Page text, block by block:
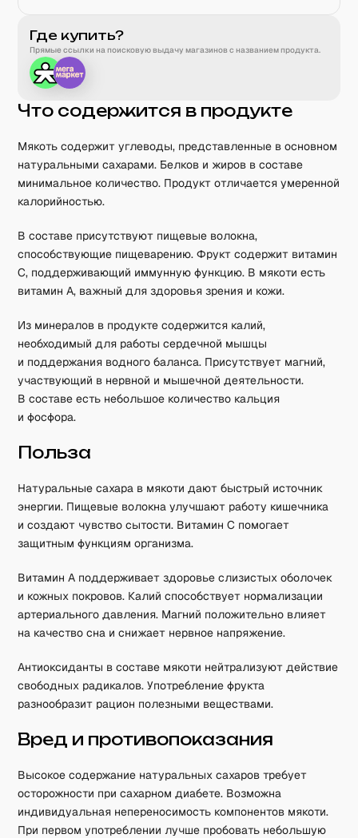
Где купить?
Прямые ссылки на поисковую выдачу магазинов с названием продукта.
Что содержится в продукте
Мякоть содержит углеводы, представленные в основном
натуральными сахарами. Белков и жиров в составе
минимальное количество. Продукт отличается умеренной
калорийностью.
В составе присутствуют пищевые волокна,
способствующие пищеварению. Фрукт содержит витамин
C, поддерживающий иммунную функцию. В мякоти есть
витамин A, важный для здоровья зрения и кожи.
Из минералов в продукте содержится калий,
необходимый для работы сердечной мышцы
и поддержания водного баланса. Присутствует магний,
участвующий в нервной и мышечной деятельности.
В составе есть небольшое количество кальция
и фосфора.
Польза
Натуральные сахара в мякоти дают быстрый источник
энергии. Пищевые волокна улучшают работу кишечника
и создают чувство сытости. Витамин C помогает
защитным функциям организма.
Витамин A поддерживает здоровье слизистых оболочек
и кожных покровов. Калий способствует нормализации
артериального давления. Магний положительно влияет
на качество сна и снижает нервное напряжение.
Антиоксиданты в составе мякоти нейтрализуют действие
свободных радикалов. Употребление фрукта
разнообразит рацион полезными веществами.
Вред и противопоказания
Высокое содержание натуральных сахаров требует
осторожности при сахарном диабете. Возможна
индивидуальная непереносимость компонентов мякоти.
При первом употреблении лучше пробовать небольшую